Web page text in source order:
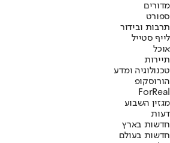
מדורים
ספורט
תרבות ובידור
לייף סטייל
אוכל
תיירות
טכנולוגיה ומדע
הורוסקופ
ForReal
מגזין השבוע
דעות
חדשות בארץ
חדשות בעולם